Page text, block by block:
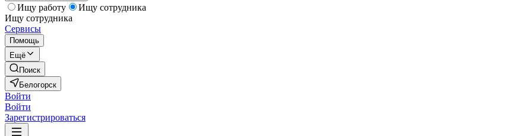
Ищу работу
Ищу сотрудника
Ищу сотрудника
Сервисы
Помощь
Ещё
Поиск
Белогорск
Войти
Войти
Зарегистрироваться